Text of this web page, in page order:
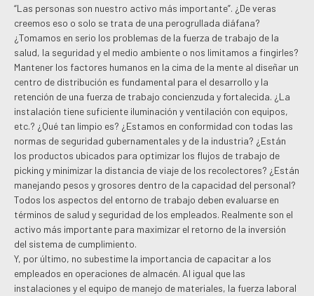
“Las personas son nuestro activo más importante”. ¿De veras
creemos eso o solo se trata de una perogrullada diáfana?
¿Tomamos en serio los problemas de la fuerza de trabajo de la
salud, la seguridad y el medio ambiente o nos limitamos a fingirles?
Mantener los factores humanos en la cima de la mente al diseñar un
centro de distribución es fundamental para el desarrollo y la
retención de una fuerza de trabajo concienzuda y fortalecida. ¿La
instalación tiene suficiente iluminación y ventilación con equipos,
etc.? ¿Qué tan limpio es? ¿Estamos en conformidad con todas las
normas de seguridad gubernamentales y de la industria? ¿Están
los productos ubicados para optimizar los flujos de trabajo de
picking y minimizar la distancia de viaje de los recolectores? ¿Están
manejando pesos y grosores dentro de la capacidad del personal?
Todos los aspectos del entorno de trabajo deben evaluarse en
términos de salud y seguridad de los empleados. Realmente son el
activo más importante para maximizar el retorno de la inversión
del sistema de cumplimiento.
Y, por último, no subestime la importancia de capacitar a los
empleados en operaciones de almacén. Al igual que las
instalaciones y el equipo de manejo de materiales, la fuerza laboral